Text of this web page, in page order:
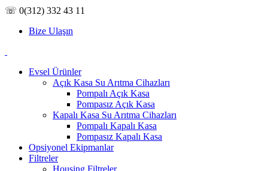
☏ 0(312) 332 43 11
Bize Ulaşın
Evsel Ürünler
Açık Kasa Su Arıtma Cihazları
Pompalı Açık Kasa
Pompasız Açık Kasa
Kapalı Kasa Su Arıtma Cihazları
Pompalı Kapalı Kasa
Pompasız Kapalı Kasa
Opsiyonel Ekipmanlar
Filtreler
Housing Filtreler